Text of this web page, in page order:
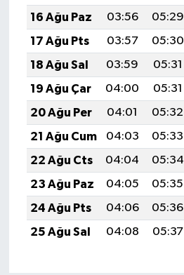
16 Ağu Paz
03:56 05:29
17 Ağu Pts
03:57 05:30
18 Ağu Sal
03:59 05:31
19 Ağu Çar
04:00 05:31
20 Ağu Per
04:01 05:32
21 Ağu Cum
04:03 05:33
22 Ağu Cts
04:04 05:34
23 Ağu Paz
04:05 05:35
24 Ağu Pts
04:06 05:36
25 Ağu Sal
04:08 05:37